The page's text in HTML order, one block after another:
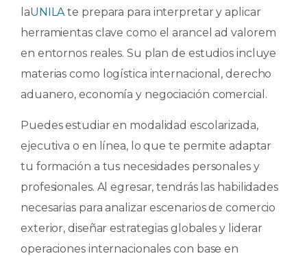
laUNILA te prepara para interpretar y aplicar
herramientas clave como el arancel ad valorem
en entornos reales. Su plan de estudios incluye
materias como logística internacional, derecho
aduanero, economía y negociación comercial.
Puedes estudiar en modalidad escolarizada,
ejecutiva o en línea, lo que te permite adaptar
tu formación a tus necesidades personales y
profesionales. Al egresar, tendrás las habilidades
necesarias para analizar escenarios de comercio
exterior, diseñar estrategias globales y liderar
operaciones internacionales con base en